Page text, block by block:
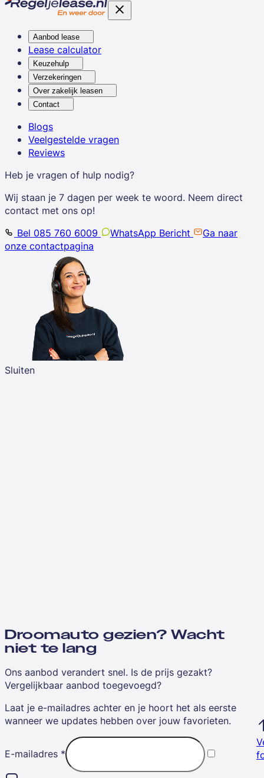
Aanbod lease
Lease calculator
Keuzehulp
Verzekeringen
Over zakelijk leasen
Contact
Blogs
Veelgestelde vragen
Reviews
Heb je vragen of hulp nodig?
Wij staan je 7 dagen per week te woord. Neem direct
contact met ons op!
Bel 085 760 6009
WhatsApp Bericht
Ga naar
onze contactpagina
Sluiten
Droomauto gezien? Wacht
niet te lang
Ons aanbod verandert snel. Is de prijs gezakt?
Vergelijkbaar aanbod toegevoegd?
Laat je e-mailadres achter en je hoort het als eerste
wanneer we updates hebben over jouw favorieten.
E-mailadres *